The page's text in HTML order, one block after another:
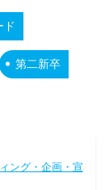
ド
第二新卒
ング・企画・宣